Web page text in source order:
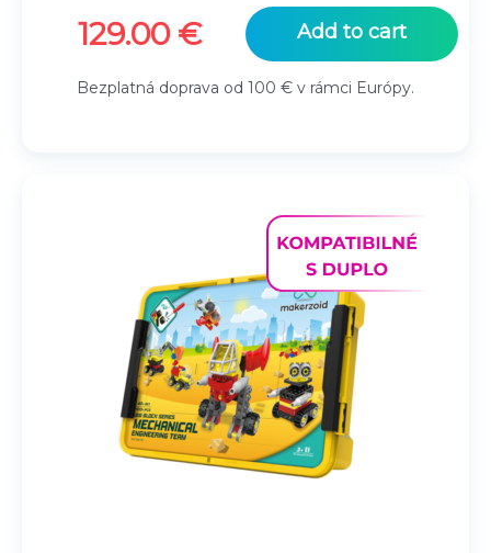
129.00 € Add to cart
Bezplatná doprava od 100 € v rámci Európy.